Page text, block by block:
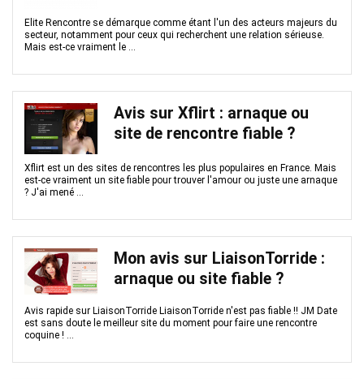
Elite Rencontre se démarque comme étant l'un des acteurs majeurs du
secteur, notamment pour ceux qui recherchent une relation sérieuse.
Mais est-ce vraiment le ...
Avis sur Xflirt : arnaque ou
site de rencontre fiable ?
Xflirt est un des sites de rencontres les plus populaires en France. Mais
est-ce vraiment un site fiable pour trouver l'amour ou juste une arnaque
? J'ai mené ...
Mon avis sur LiaisonTorride :
arnaque ou site fiable ?
Avis rapide sur LiaisonTorride LiaisonTorride n'est pas fiable !! JM Date
est sans doute le meilleur site du moment pour faire une rencontre
coquine ! ...